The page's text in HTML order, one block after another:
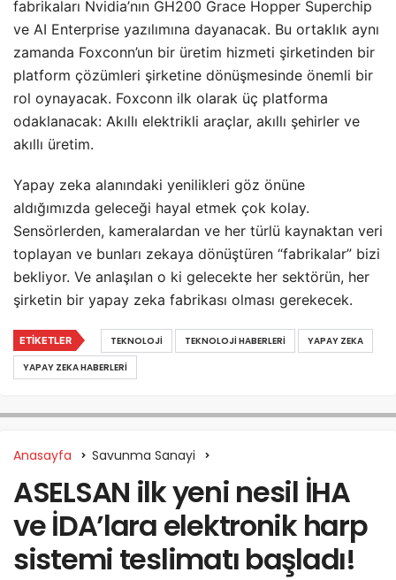
fabrikaları Nvidia’nın GH200 Grace Hopper Superchip
ve AI Enterprise yazılımına dayanacak. Bu ortaklık aynı
zamanda Foxconn’un bir üretim hizmeti şirketinden bir
platform çözümleri şirketine dönüşmesinde önemli bir
rol oynayacak. Foxconn ilk olarak üç platforma
odaklanacak: Akıllı elektrikli araçlar, akıllı şehirler ve
akıllı üretim.
Yapay zeka alanındaki yenilikleri göz önüne
aldığımızda geleceği hayal etmek çok kolay.
Sensörlerden, kameralardan ve her türlü kaynaktan veri
toplayan ve bunları zekaya dönüştüren “fabrikalar” bizi
bekliyor. Ve anlaşılan o ki gelecekte her sektörün, her
şirketin bir yapay zeka fabrikası olması gerekecek.
ETIKETLER TEKNOLOJI TEKNOLOJI HABERLERI
YAPAY ZEKA
YAPAY ZEKA HABERLERI
Anasayfa Savunma Sanayi
ASELSAN ilk yeni nesil İHA
ve İDA’lara elektronik harp
sistemi teslimatı başladı!